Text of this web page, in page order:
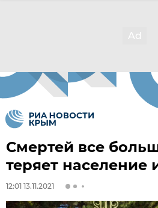
Смертей все
теряет население
12:01 13.11.2021